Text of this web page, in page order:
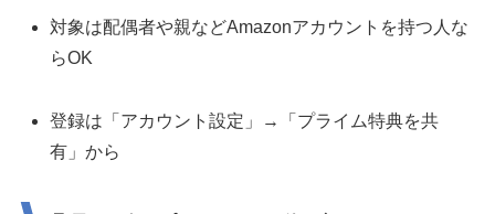
対象は配偶者や親などAmazonアカウントを持つ人な
らOK
登録は「アカウント設定」→「プライム特典を共
有」から